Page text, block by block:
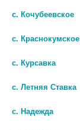
НАЗАЛ.
64 руб.
с. Кочубеевское
с. Краснокумское
с. Курсавка
с. Летняя Ставка
с. Надежда